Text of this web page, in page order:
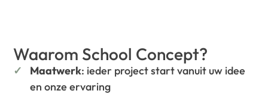
Waarom School Concept?
Maatwerk: ieder project start vanuit uw idee
en onze ervaring